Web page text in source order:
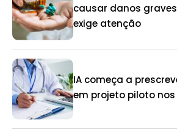
causar danos
exige atenção
IA começa a
em projeto piloto